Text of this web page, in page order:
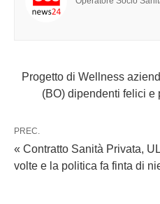
Progetto di Wellness
(BO) dipendenti felici e
PREC.
« Contratto Sanità Privata,
volte e la politica fa finta di